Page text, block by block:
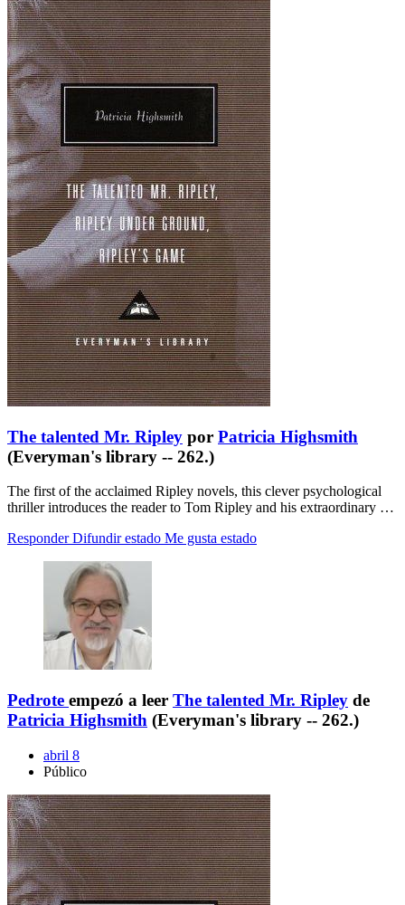
The talented Mr. Ripley por Patricia Highsmith
(Everyman's library -- 262.)
The first of the acclaimed Ripley novels, this clever psychological
thriller introduces the reader to Tom Ripley and his extraordinary …
Responder Difundir estado Me gusta estado
Pedrote empezó a leer The talented Mr. Ripley de
Patricia Highsmith (Everyman's library -- 262.)
abril 8
Público